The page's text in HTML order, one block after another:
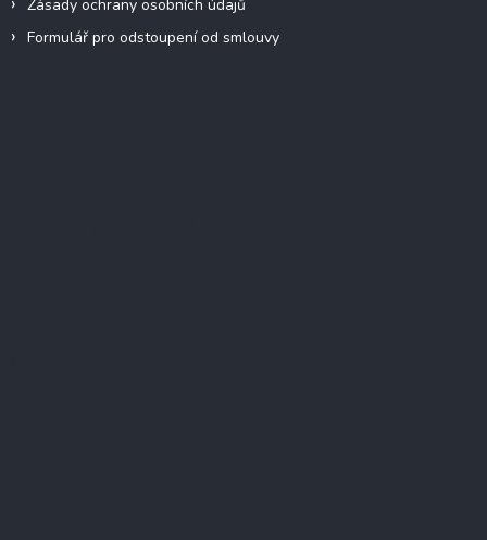
Zásady ochrany osobních údajů
Formulář pro odstoupení od smlouvy